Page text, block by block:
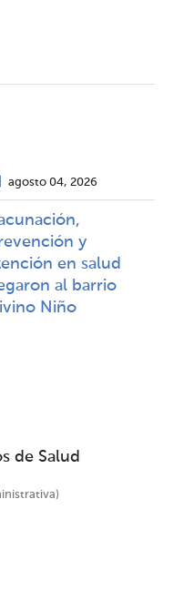
agosto 04, 2026
y
en salud
al barrio
Niño
de Salud